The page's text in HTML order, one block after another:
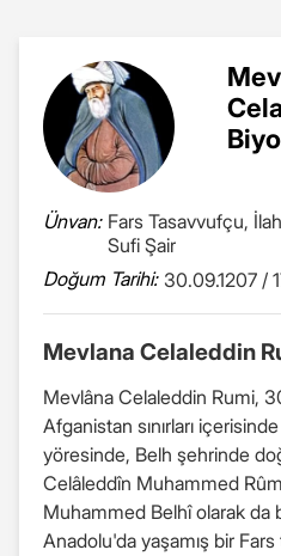
Ünvan: Fars Tasavvufçu,
Sufi Şair
Doğum Tarihi: 30.09.1207 /
Mevlana Celaleddin
Mevlâna Celaleddin Rumi,
Afganistan sınırları
yöresinde, Belh şehrinde
Celâleddîn Muhammed
Muhammed Belhî olarak da
Anadolu'da yaşamış bir